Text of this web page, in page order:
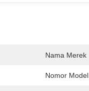
Nama Merek
Nomor Model